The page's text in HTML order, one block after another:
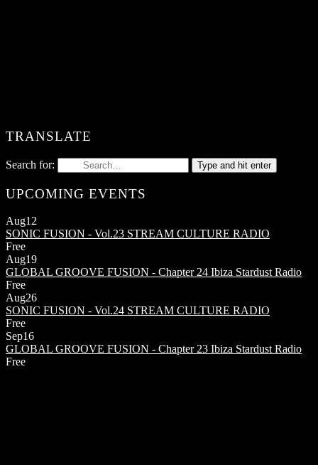
TRANSLATE
Search for: Type and hit enter
UPCOMING EVENTS
Aug12
SONIC FUSION - Vol.23 STREAM CULTURE RADIO
Free
Aug19
GLOBAL GROOVE FUSION - Chapter 24 Ibiza Stardust Radio
Free
Aug26
SONIC FUSION - Vol.24 STREAM CULTURE RADIO
Free
Sep16
GLOBAL GROOVE FUSION - Chapter 23 Ibiza Stardust Radio
Free